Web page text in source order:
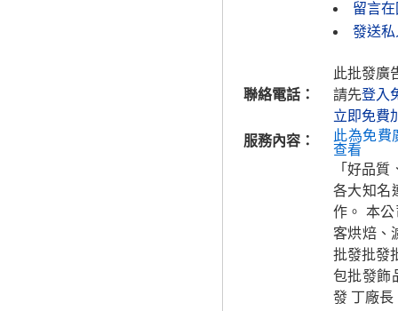
留言
發送私
聯絡電話：
此批發廣
請先登入
立即免費
服務內容：
此為免費
查看
「好品
各大知名
作。 本
客烘焙、
批發批發
包批發飾
發 丁廠長